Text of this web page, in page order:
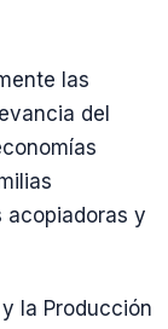
las
del
acopiadoras y
la Producción